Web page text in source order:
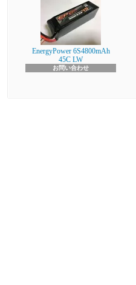
EnergyPower 6S4800mAh
45C LW
お問い合わせ